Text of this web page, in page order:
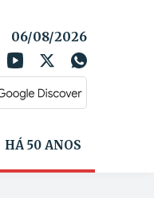
06/08/2026
HÁ 50 ANOS